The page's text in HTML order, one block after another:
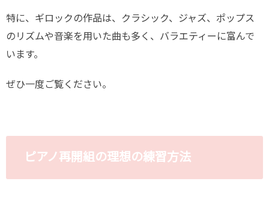
特に、ギロックの作品は、クラシック、ジャズ、ポップス
のリズムや音楽を用いた曲も多く、バラエティーに富んで
います。
ぜひ一度ご覧ください。
ピアノ再開組の理想の練習方法